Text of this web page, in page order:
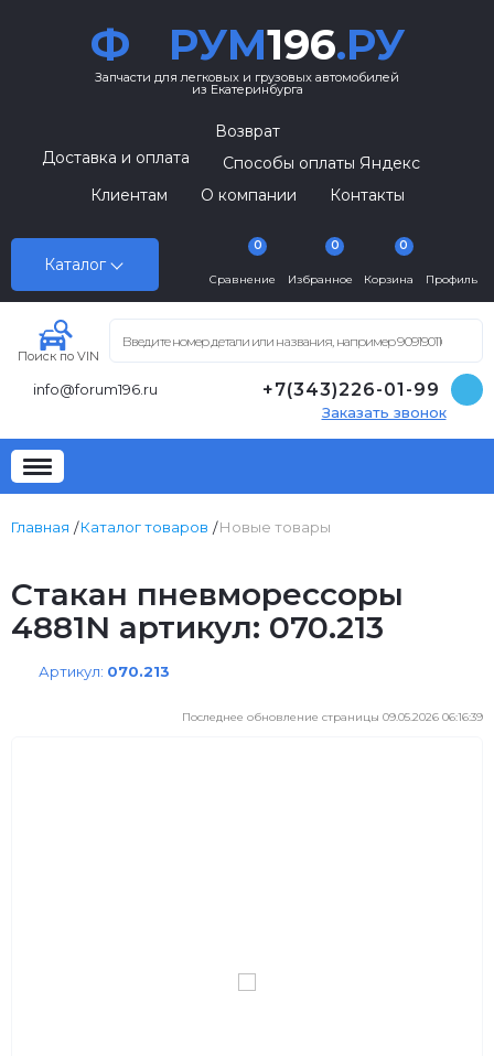
Ф РУМ196.РУ
Запчасти для легковых и грузовых автомобилей
из Екатеринбурга
Каталог
Возврат
Доставка и оплата
Способы оплаты Яндекс
Клиентам
О компании Контакты
Сравнение
0
Избранное
0
Корзина
0
Профиль
Поиск по VIN
info@forum196.ru +7(343)226-01-99
Заказать звонок
Главная Каталог товаров Новые товары
Стакан пневморессоры
4881N артикул: 070.213
Артикул: 070.213
Последнее обновление страницы 09.05.2026 06:16:39